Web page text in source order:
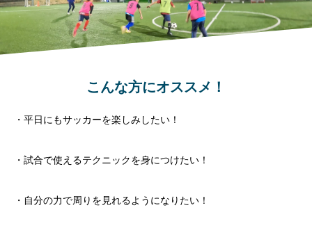
こんな方にオススメ！
・平日にもサッカーを楽しみしたい！
・試合で使えるテクニックを身につけたい！
・自分の力で周りを見れるようになりたい！